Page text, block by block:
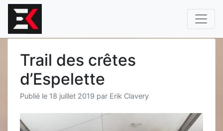
Aller
contenu
Trail des crêtes
d’Espelette
Publié le 18 juillet 2019 par Erik Clavery